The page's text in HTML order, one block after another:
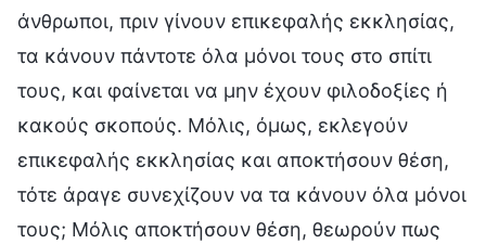
άνθρωποι, πριν γίνουν επικεφαλής εκκλησίας,
τα κάνουν πάντοτε όλα μόνοι τους στο σπίτι
τους, και φαίνεται να μην έχουν φιλοδοξίες ή
κακούς σκοπούς. Μόλις, όμως, εκλεγούν
επικεφαλής εκκλησίας και αποκτήσουν θέση,
τότε άραγε συνεχίζουν να τα κάνουν όλα μόνοι
τους; Μόλις αποκτήσουν θέση, θεωρούν πως